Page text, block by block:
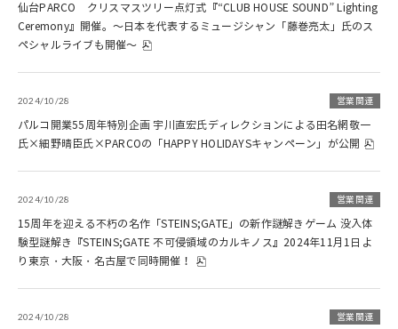
仙台PARCO クリスマスツリー点灯式『“CLUB HOUSE SOUND” Lighting
Ceremony』開催。～日本を代表するミュージシャン「藤巻亮太」氏のス
ペシャルライブも開催～
2024/10/28 営業関連
パルコ開業55周年特別企画 宇川直宏氏ディレクションによる田名網敬一
氏×細野晴臣氏×PARCOの「HAPPY HOLIDAYSキャンペーン」が公開
2024/10/28 営業関連
15周年を迎える不朽の名作「STEINS;GATE」の新作謎解きゲーム 没入体
験型謎解き『STEINS;GATE 不可侵領域のカルキノス』2024年11月1日よ
り東京・大阪・名古屋で同時開催！
2024/10/28 営業関連